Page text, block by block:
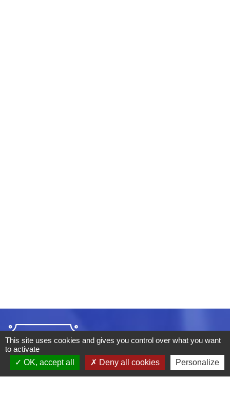
This site uses cookies and gives you control over what you want
to activate
OK, accept all
Deny all cookies Personalize